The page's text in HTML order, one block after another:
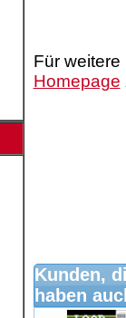
Für
Homepage
Kunden,
haben